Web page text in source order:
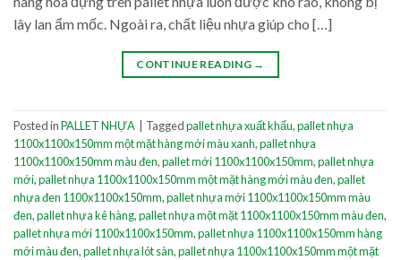
lây lan ẩm mốc. Ngoài ra, chất liệu nhựa giúp cho […]
CONTINUE READING →
Posted inPALLET NHỰA Taggedpallet nhựa xuất khẩu,pallet nhựa
1100x1100x150mm một mặt hàng mới màu xanh,pallet nhựa
1100x1100x150mm màu đen,pallet mới 1100x1100x150mm,pallet nhựa
mới,pallet nhựa 1100x1100x150mm một mặt hàng mới màu đen,pallet
nhựa đen 1100x1100x150mm,pallet nhựa mới 1100x1100x150mm màu
đen,pallet nhựa kê hàng,pallet nhựa một mặt 1100x1100x150mm màu đen,
pallet nhựa mới 1100x1100x150mm,pallet nhựa 1100x1100x150mm hàng
mới màu đen,pallet nhựa lót sàn,pallet nhựa 1100x1100x150mm một mặt